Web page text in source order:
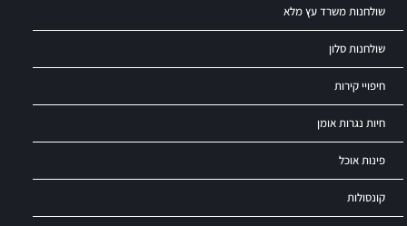
שולחנות משרד עץ מלא
שולחנות סלון
חיפויי קירות
חיות נגרות אומן
פינות אוכל
קונסולות